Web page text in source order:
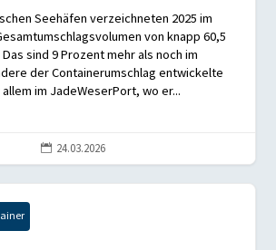
Seehäfen verzeichneten 2025 im
von knapp 60,5
Das sind 9 Prozent mehr als noch im
der Containerumschlag entwickelte
im JadeWeserPort, wo er...
 24.03.2026